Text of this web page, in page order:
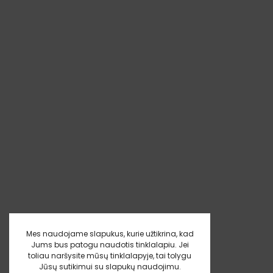
Mes naudojame slapukus, kurie užtikrina, kad
Jums bus patogu naudotis tinklalapiu. Jei
toliau naršysite mūsų tinklalapyje, tai tolygu
Jūsų sutikimui su slapukų naudojimu.